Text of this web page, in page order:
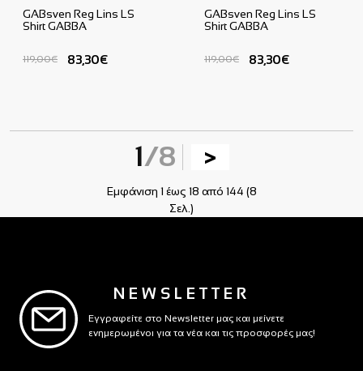
GABsven Reg Lins LS
Shirt GABBA
119,00€ 83,30€
GABsven Reg Lins LS
Shirt GABBA
119,00€ 83,30€
Εμφάνιση 1 έως 18 από 144 (8
Σελ.)
1/8 >
NEWSLETTER
Εγγραφείτε στο Newsletter μας και μείνετε
ενημερωμένοι για τα νέα και τις προσφορές μας!